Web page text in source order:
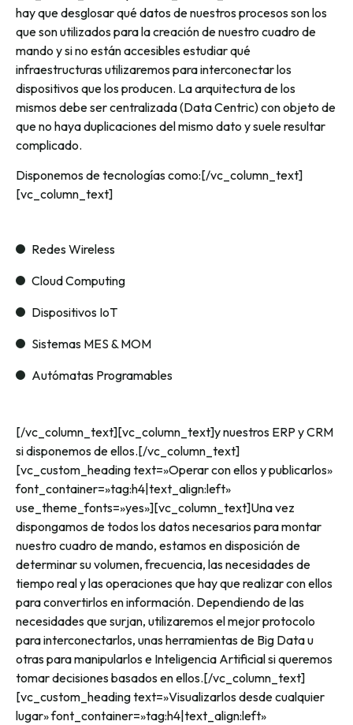
hay que desglosar qué datos de nuestros procesos son los
que son utilizados para la creación de nuestro cuadro de
mando y si no están accesibles estudiar qué
infraestructuras utilizaremos para interconectar los
dispositivos que los producen. La arquitectura de los
mismos debe ser centralizada (Data Centric) con objeto de
que no haya duplicaciones del mismo dato y suele resultar
complicado.
Disponemos de tecnologías como:[/vc_column_text]
[vc_column_text]
Redes Wireless
Cloud Computing
Dispositivos IoT
Sistemas MES & MOM
Autómatas Programables
[/vc_column_text][vc_column_text]y nuestros ERP y CRM
si disponemos de ellos.[/vc_column_text]
[vc_custom_heading text=»Operar con ellos y publicarlos»
font_container=»tag:h4|text_align:left»
use_theme_fonts=»yes»][vc_column_text]Una vez
dispongamos de todos los datos necesarios para montar
nuestro cuadro de mando, estamos en disposición de
determinar su volumen, frecuencia, las necesidades de
tiempo real y las operaciones que hay que realizar con ellos
para convertirlos en información. Dependiendo de las
necesidades que surjan, utilizaremos el mejor protocolo
para interconectarlos, unas herramientas de Big Data u
otras para manipularlos e Inteligencia Artificial si queremos
tomar decisiones basados en ellos.[/vc_column_text]
[vc_custom_heading text=»Visualizarlos desde cualquier
lugar» font_container=»tag:h4|text_align:left»